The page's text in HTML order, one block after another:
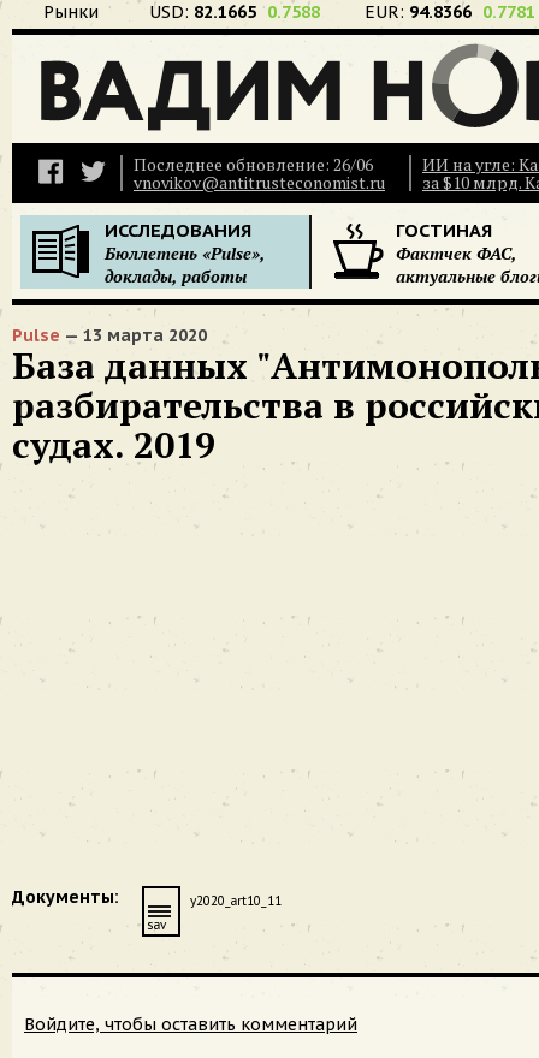
Рынки USD: 82.1665 0.7588 EUR: 94.8366 0.7781
Последнее обновление: 26/06
vnovikov@antitrusteconomist.ru
ИИ на угле:
за $10 млрд.
ИССЛЕДОВАНИЯ
Бюллетень «Pulse»,
доклады, работы
ГОСТИНАЯ
Фактчек ФАС,
актуальные
Pulse — 13 марта 2020
База данных
разбирательства в
судах. 2019
Документы:
sav
y2020_art10_11
Войдите, чтобы оставить комментарий